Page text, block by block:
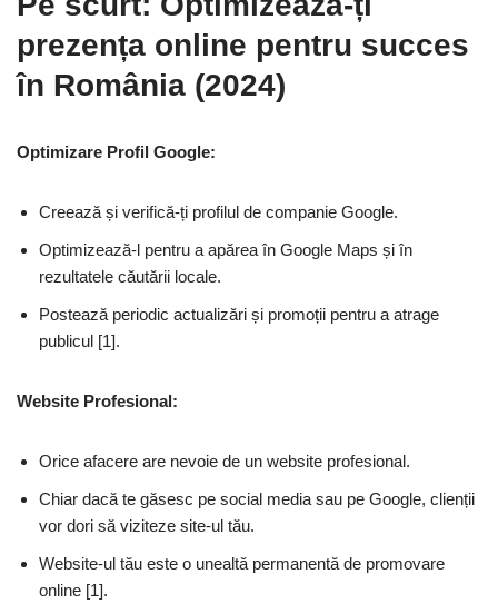
prezența online pentru succes
în România (2024)
Optimizare Profil Google:
Creează și verifică-ți profilul de companie Google.
Optimizează-l pentru a apărea în Google Maps și în
rezultatele căutării locale.
Postează periodic actualizări și promoții pentru a atrage
publicul [1].
Website Profesional:
Orice afacere are nevoie de un website profesional.
Chiar dacă te găsesc pe social media sau pe Google, clienții
vor dori să viziteze site-ul tău.
Website-ul tău este o unealtă permanentă de promovare
online [1].